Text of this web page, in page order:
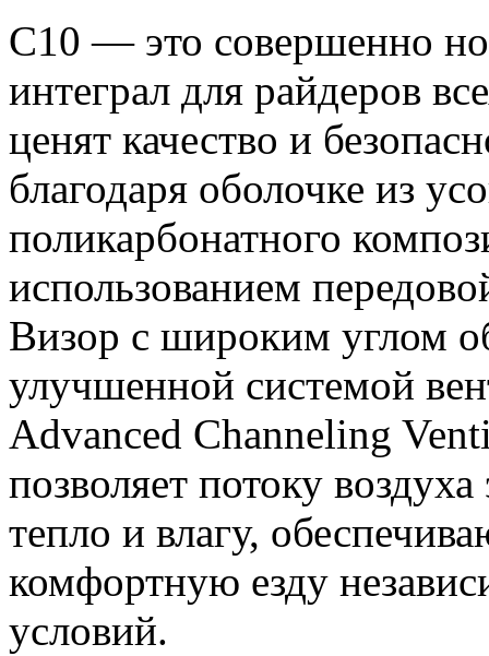
C10 — это совершенно
интеграл для райдеров
ценят качество и
благодаря оболочке из
поликарбонатного
использованием
Визор с широким углом
улучшенной системой
Advanced Channeling
позволяет потоку
тепло и влагу,
комфортную езду
условий.